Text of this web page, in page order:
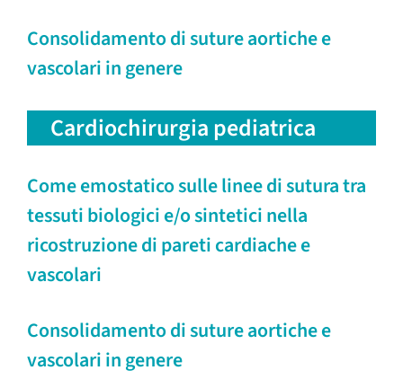
Consolidamento di suture aortiche e
vascolari in genere
Cardiochirurgia pediatrica
Come emostatico sulle linee di sutura tra
tessuti biologici e/o sintetici nella
ricostruzione di pareti cardiache e
vascolari
Consolidamento di suture aortiche e
vascolari in genere